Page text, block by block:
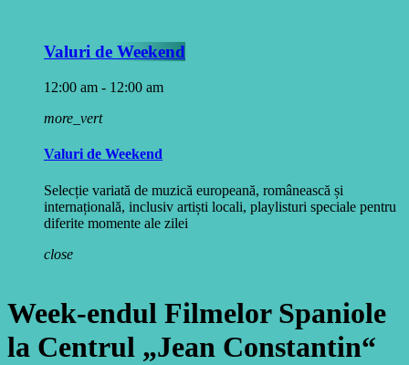
Valuri de Weekend
12:00 am - 12:00 am
more_vert
Valuri de Weekend
Selecție variată de muzică europeană, românească și
internațională, inclusiv artiști locali, playlisturi speciale pentru
diferite momente ale zilei
close
Week-endul Filmelor Spaniole
la Centrul „Jean Constantin“